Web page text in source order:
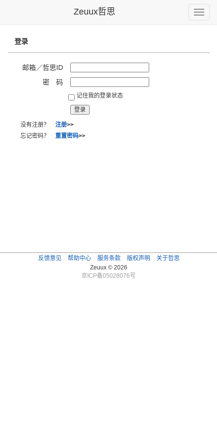
Toggle
Zeuux哲思
登录
邮箱／哲思ID
密 码
记住我的登录状态
没有注册？ 注册>>
忘记密码？ 重置密码>>
反馈意见 帮助中心 服务条款 版权声明
关于哲思
Zeuux © 2026
京ICP备05028076号